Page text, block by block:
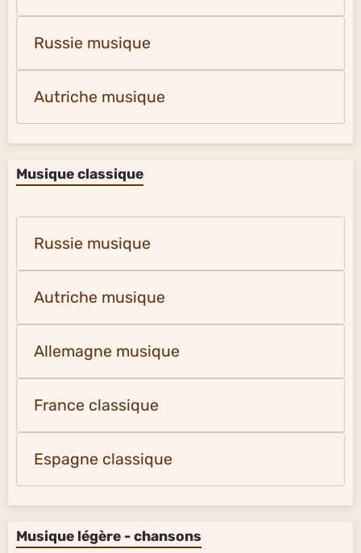
Russie musique
Autriche musique
Musique classique
Russie musique
Autriche musique
Allemagne musique
France classique
Espagne classique
Musique légère - chansons